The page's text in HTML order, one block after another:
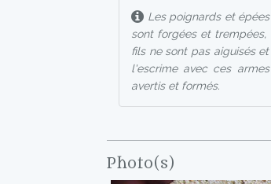
Les poignards et
sont forgées et
fils ne sont pas aiguisés
l'escrime avec ces
avertis et formés.
Photo(s)